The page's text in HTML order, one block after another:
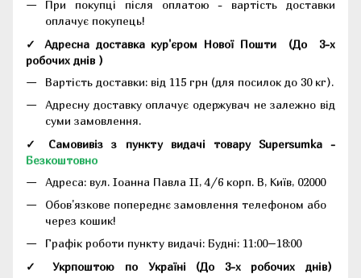
При покупці після оплатою - вартість доставки
оплачує покупець!
✓ Адресна доставка кур'єром Нової Пошти (До 3-х
робочих днів )
Вартість доставки: від 115 грн (для посилок до 30 кг).
Адресну доставку оплачує одержувач не залежно від
суми замовлення.
✓ Самовивіз з пункту видачі товару Supersumka -
Безкоштовно
Адреса: вул. Іоанна Павла II, 4/6 корп. В, Київ, 02000
Обов'язкове попереднє замовлення телефоном або
через кошик!
Графік роботи пункту видачі: Будні: 11:00–18:00
✓ Укрпоштою по Україні (До 3-х робочих днів)